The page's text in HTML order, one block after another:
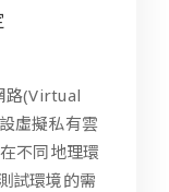
路(Virtual
虛擬私有雲
不同地理環
試環境的需